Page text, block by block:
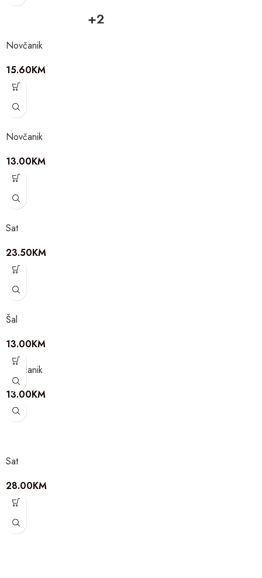
+2
Novčanik
15.60KM
Novčanik
13.00KM
Sat
23.50KM
Šal
13.00KM
Novčanik
13.00KM
Sat
28.00KM